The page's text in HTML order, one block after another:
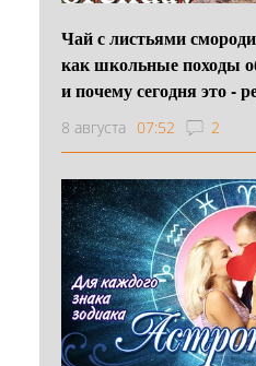
Чай с листьями
как школьные походы
и почему сегодня это -
8 августа 07:52 2